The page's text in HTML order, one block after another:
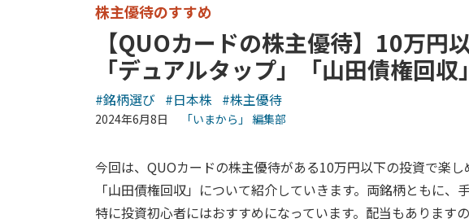
株主優待のすすめ
【QUOカードの株主優待】10万円
「デュアルタップ」「山田債権回
#銘柄選び #日本株 #株主優待
2024年6月8日 「いまから」 編集部
今回は、QUOカードの株主優待がある10万円以下の投資で楽
「山田債権回収」について紹介していきます。両銘柄ともに、
特に投資初心者にはおすすめになっています。配当もあります